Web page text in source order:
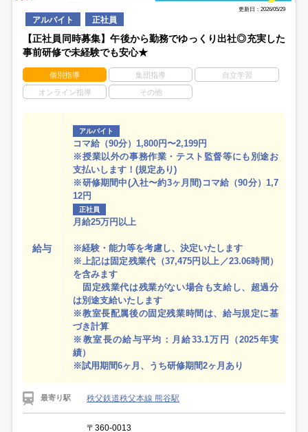
更新日：2026/05/29
アルバイト 正社員
【正社員同時募集】午後から勤務でゆっくり出社◎充実した
事前研修で未経験でも安心★
個別指導 集団指導 自立学習
オンライン指導 その他
給与
アルバイト
コマ給（90分）1,800円〜2,199円
※授業以外の事務作業・テスト監督等にも別途お
支払いします！(規定あり)
※研修期間中(入社〜約3ヶ月間)コマ給（90分）1,7
12円
正社員
月給25万円以上
※経験・能力等を考慮し、決定いたします
※上記は固定残業代（37,475円以上／23.06時間）
を含みます
固定残業代は残業がない場合も支給し、超過分
は別途支給いたします
※教室長配属後の固定残業時間は、給与規定に基
づき計算
※教室長の給与平均：月給33.1万円（2025年実
績）
※試用期間6ヶ月、うち研修期間2ヶ月あり
最寄り駅 秩父鉄道秩父本線 熊谷駅
〒360-0013